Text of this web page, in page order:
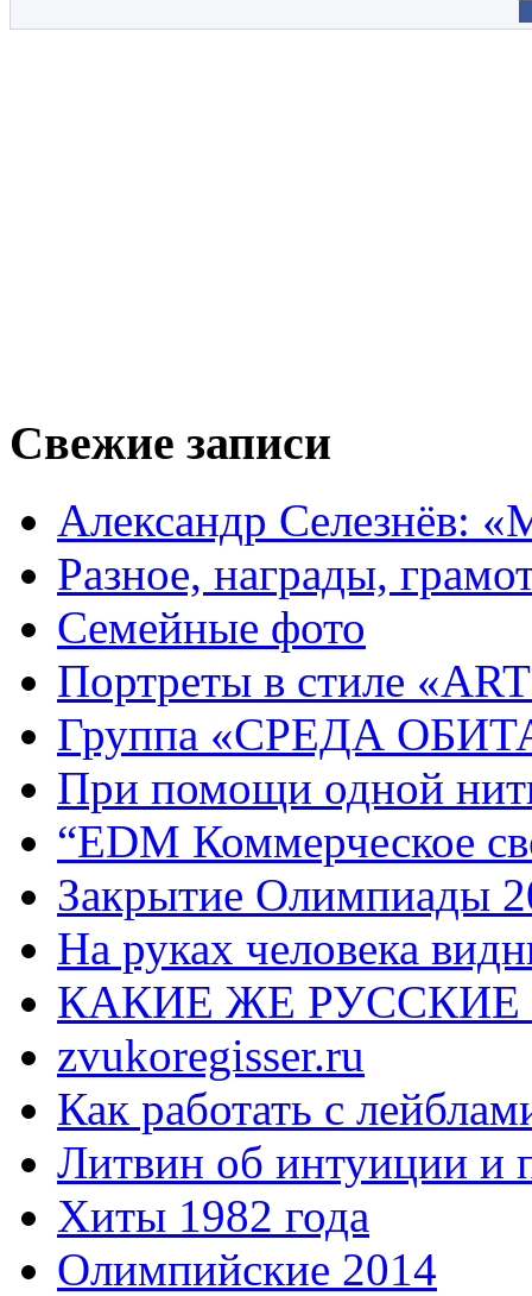
Свежие записи
Александр Селезнёв:
Разное, награды,
Семейные фото
Портреты в стиле
Группа «СРЕДА
При помощи одной
“EDM Коммерческое
Закрытие Олимпиады
На руках человека
КАКИЕ ЖЕ РУССКИЕ
zvukoregisser.ru
Как работать с
Литвин об интуиции и
Хиты 1982 года
Олимпийские 2014